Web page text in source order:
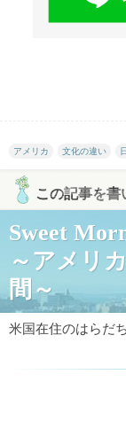
アメリカ 文化の違い
この記事を書
Sweet
～アメリ
間～
米国在住のはらだ